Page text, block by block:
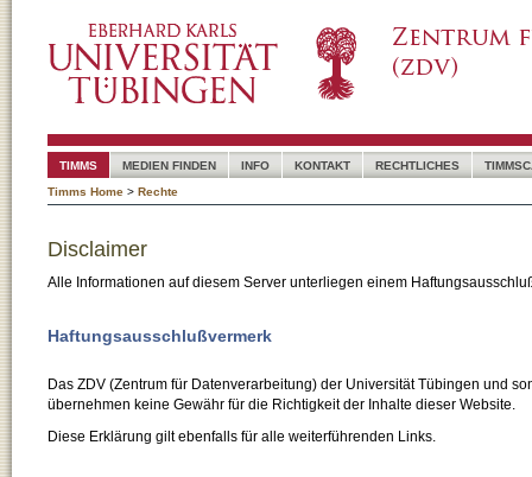
TIMMS MEDIEN FINDEN INFO KONTAKT RECHTLICHES
Timms Home > Rechte
Disclaimer
Alle Informationen auf diesem Server unterliegen einem
Haftungsausschlußvermerk
Das ZDV (Zentrum für Datenverarbeitung) der Universität Tübingen und
übernehmen keine Gewähr für die Richtigkeit der Inhalte dieser Website.
Diese Erklärung gilt ebenfalls für alle weiterführenden Links.